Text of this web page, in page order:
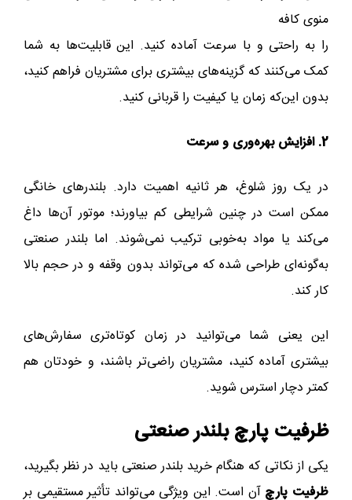
منوی کافه
را به راحتی و با سرعت آماده کنید. این قابلیت‌ها به شما
کمک می‌کنند که گزینه‌های بیشتری برای مشتریان فراهم کنید،
بدون این‌که زمان یا کیفیت را قربانی کنید.
2. افزایش بهره‌وری و سرعت
در یک روز شلوغ، هر ثانیه اهمیت دارد. بلندرهای خانگی
ممکن است در چنین شرایطی کم بیاورند؛ موتور آن‌ها داغ
می‌کند یا مواد به‌خوبی ترکیب نمی‌شوند. اما بلندر صنعتی
به‌گونه‌ای طراحی شده که می‌تواند بدون وقفه و در حجم بالا
کار کند.
این یعنی شما می‌توانید در زمان کوتاه‌تری سفارش‌های
بیشتری آماده کنید، مشتریان راضی‌تر باشند، و خودتان هم
کمتر دچار استرس شوید.
ظرفیت پارچ بلندر صنعتی
یکی از نکاتی که هنگام خرید بلندر صنعتی باید در نظر بگیرید،
ظرفیت پارچ آن است. این ویژگی می‌تواند تأثیر مستقیمی بر